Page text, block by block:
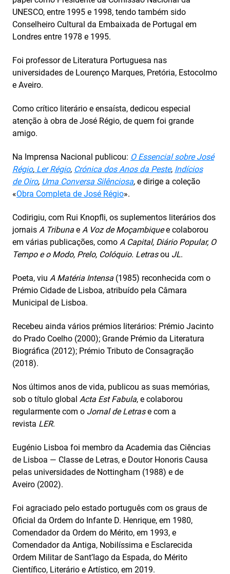
UNESCO, entre 1995 e 1998, tendo também sido
Conselheiro Cultural da Embaixada de Portugal em
Londres entre 1978 e 1995.
Foi professor de Literatura Portuguesa nas
universidades de Lourenço Marques, Pretória, Estocolmo
e Aveiro.
Como crítico literário e ensaísta, dedicou especial
atenção à obra de José Régio, de quem foi grande
amigo.
Na Imprensa Nacional publicou: O Essencial sobre José
Régio, Ler Régio, Crónica dos Anos da Peste, Indícios
de Oiro, Uma Conversa Silênciosa, e dirige a coleção
«Obra Completa de José Régio».
Codirigiu, com Rui Knopfli, os suplementos literários dos
jornais A Tribuna e A Voz de Moçambiquee colaborou
em várias publicações, como A Capital, Diário Popular, O
Tempo e o Modo, Prelo, Colóquio. Letrasou JL.
Poeta, viu A Matéria Intensa (1985) reconhecida com o
Prémio Cidade de Lisboa, atribuído pela Câmara
Municipal de Lisboa.
Recebeu ainda vários prémios literários: Prémio Jacinto
do Prado Coelho (2000); Grande Prémio da Literatura
Biográfica (2012); Prémio Tributo de Consagração
(2018).
Nos últimos anos de vida, publicou as suas memórias,
sob o título global Acta Est Fabula, e colaborou
regularmente com o Jornal de Letrase com a
revista LER.
Eugénio Lisboa foi membro da Academia das Ciências
de Lisboa — Classe de Letras, e Doutor Honoris Causa
pelas universidades de Nottingham (1988) e de
Aveiro (2002).
Foi agraciado pelo estado português com os graus de
Oficial da Ordem do Infante D. Henrique, em 1980,
Comendador da Ordem do Mérito, em 1993, e
Comendador da Antiga, Nobilíssima e Esclarecida
Ordem Militar de Sant’Iago da Espada, do Mérito
Científico, Literário e Artístico, em 2019.